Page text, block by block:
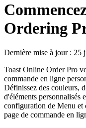
Ordering
Dernière mise à jour : 25
Toast Online Order Pro
commande en ligne
Définissez des couleurs,
d'éléments personnalisés
configuration de Menu et
page de commande en